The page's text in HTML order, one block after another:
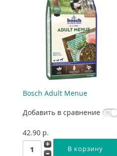
Bosch Adult Menue
Добавить в сравнение
42.90 p.